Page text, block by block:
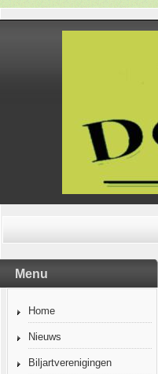
Menu
Home
Nieuws
Biljartverenigingen